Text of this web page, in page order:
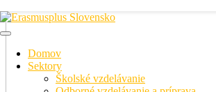
Domov
Sektory
Školské vzdelávanie